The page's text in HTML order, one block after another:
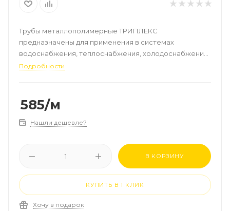
Трубы металлополимерные ТРИПЛЕКС
предназначены для применения в системах
водоснабжения, теплоснабжения, холодоснабжения,
отопления. Рабочий внутренний самонесущий слой
полиэтилена. Поверх него расположен слой
алюминия, выполняющий роль
кислородонепроницаемого материала, наружный
II класса и выполняет роль защитного слоя для
предотвращения повреждения алюминиевого слоя.
Подробности
585/м
Нашли дешевле?
В КОРЗИНУ
КУПИТЬ В 1 КЛИК
Хочу в подарок